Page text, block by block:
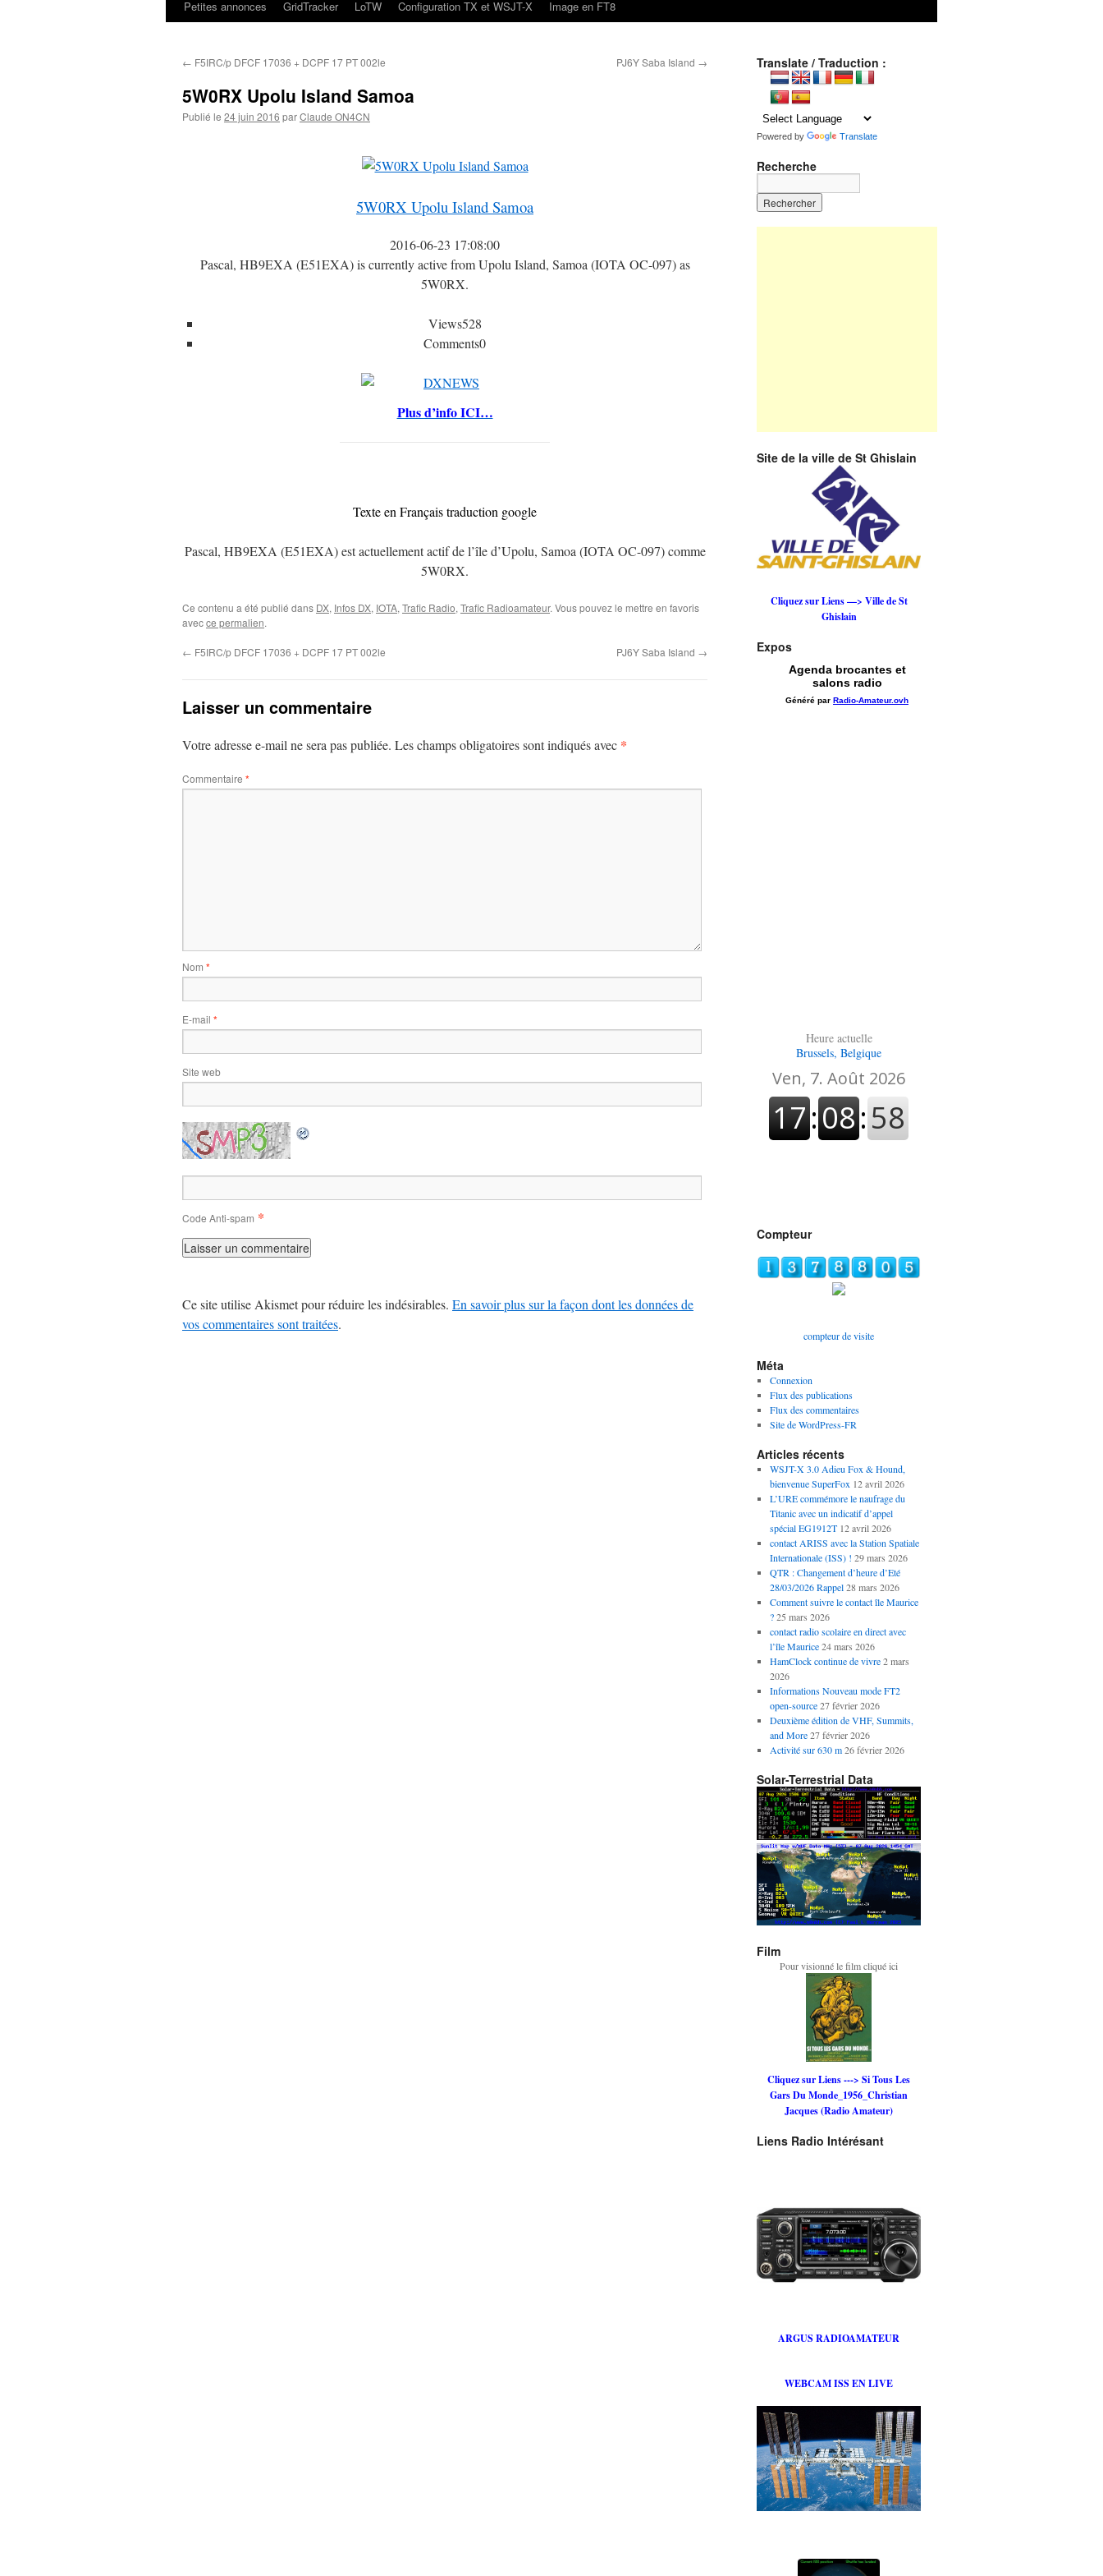
Petites annonces
GridTracker LoTW Configuration TX et WSJT-X Image en FT8
← F5IRC/p DFCF 17036 + DCPF 17 PT 002le PJ6Y Saba Island →
5W0RX Upolu Island Samoa
Publié le 24 juin 2016 parClaude ON4CN
5W0RX Upolu Island Samoa
2016-06-23 17:08:00
Pascal, HB9EXA (E51EXA) is currently active from Upolu Island, Samoa (IOTA OC-097) as
5W0RX.
Views528
Comments0
Plus d’info ICI…
Texte en Français traduction google
Pascal, HB9EXA (E51EXA) est actuellement actif de l’île d’Upolu, Samoa (IOTA OC-097) comme
5W0RX.
Ce contenu a été publié dans DX, Infos DX, IOTA, Trafic Radio, Trafic Radioamateur. Vous pouvez le mettre en favoris
avecce permalien.
← F5IRC/p DFCF 17036 + DCPF 17 PT 002le PJ6Y Saba Island →
Laisser un commentaire
Votre adresse e-mail ne sera pas publiée. Les champs obligatoires sont indiqués avec *
Commentaire *
Nom *
E-mail *
Site web
Code Anti-spam *
Ce site utilise Akismet pour réduire les indésirables. En savoir plus sur la façon dont les données de
vos commentaires sont traitées.
Translate / Traduction :
Powered by Translate
Recherche
Site de la ville de St Ghislain
Cliquez sur Liens —> Ville de St
Ghislain
Expos
Heure actuelle
Brussels, Belgique
Compteur
compteur de visite
Méta
Connexion
Flux des publications
Flux des commentaires
Site de WordPress-FR
Articles récents
WSJT-X 3.0 Adieu Fox & Hound,
bienvenue SuperFox 12 avril 2026
L’URE commémore le naufrage du
Titanic avec un indicatif d’appel
spécial EG1912T 12 avril 2026
contact ARISS avec la Station Spatiale
Internationale (ISS) ! 29 mars 2026
QTR : Changement d’heure d’Eté
28/03/2026 Rappel 28 mars 2026
Comment suivre le contact île Maurice
? 25 mars 2026
contact radio scolaire en direct avec
l’île Maurice 24 mars 2026
HamClock continue de vivre 2 mars
2026
Informations Nouveau mode FT2
open-source 27 février 2026
Deuxième édition de VHF, Summits,
and More 27 février 2026
Activité sur 630 m 26 février 2026
Solar-Terrestrial Data
Film
Pour visionné le film cliqué ici
Cliquez sur Liens ---> Si Tous Les
Gars Du Monde_1956_Christian
Jacques (Radio Amateur)
Liens Radio Intérésant
ARGUS RADIOAMATEUR
WEBCAM ISS EN LIVE